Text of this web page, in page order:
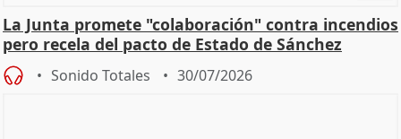
La Junta promete "colaboración" contra incendios
pero recela del pacto de Estado de Sánchez
Sonido Totales 30/07/2026